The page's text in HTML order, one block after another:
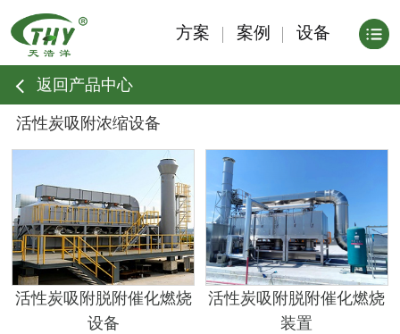
方案 案例 设备
返回产品中心
活性炭吸附浓缩设备
活性炭吸附脱附催化燃烧
设备
活性炭吸附脱附催化燃烧
装置